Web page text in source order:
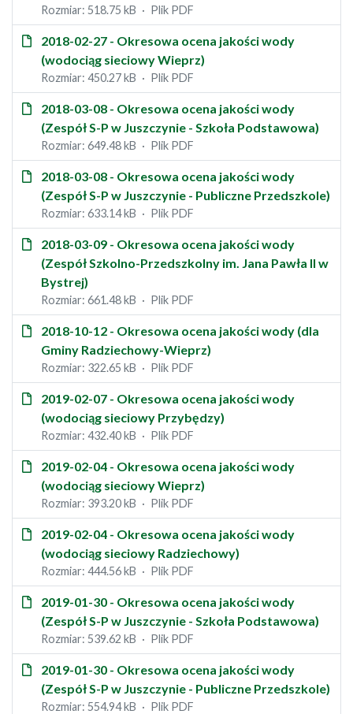
Rozmiar: 518.75 kB Plik PDF
2018-02-27 - Okresowa ocena jakości wody
(wodociąg sieciowy Wieprz)
Rozmiar: 450.27 kB Plik PDF
2018-03-08 - Okresowa ocena jakości wody
(Zespół S-P w Juszczynie - Szkoła Podstawowa)
Rozmiar: 649.48 kB Plik PDF
2018-03-08 - Okresowa ocena jakości wody
(Zespół S-P w Juszczynie - Publiczne Przedszkole)
Rozmiar: 633.14 kB Plik PDF
2018-03-09 - Okresowa ocena jakości wody
(Zespół Szkolno-Przedszkolny im. Jana Pawła II w
Bystrej)
Rozmiar: 661.48 kB Plik PDF
2018-10-12 - Okresowa ocena jakości wody (dla
Gminy Radziechowy-Wieprz)
Rozmiar: 322.65 kB Plik PDF
2019-02-07 - Okresowa ocena jakości wody
(wodociąg sieciowy Przybędzy)
Rozmiar: 432.40 kB Plik PDF
2019-02-04 - Okresowa ocena jakości wody
(wodociąg sieciowy Wieprz)
Rozmiar: 393.20 kB Plik PDF
2019-02-04 - Okresowa ocena jakości wody
(wodociąg sieciowy Radziechowy)
Rozmiar: 444.56 kB Plik PDF
2019-01-30 - Okresowa ocena jakości wody
(Zespół S-P w Juszczynie - Szkoła Podstawowa)
Rozmiar: 539.62 kB Plik PDF
2019-01-30 - Okresowa ocena jakości wody
(Zespół S-P w Juszczynie - Publiczne Przedszkole)
Rozmiar: 554.94 kB Plik PDF